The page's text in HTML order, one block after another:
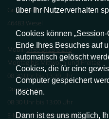
über Ihr Nutzerverhalten
Cookies können
Ende Ihres Besuches auf
automatisch gelöscht
Cookies, die für eine
Computer gespeichert
löschen.
Dann ist es uns möglich,
Grünstraße 97
46483 Wesel
Mobil:0159 0125 8 216
Montag bis Mittwoch und Freitag
08:30 Uhr bis 13:30 Uhr
Donnerstag
08:30 Uhr bis 13:00 Uhr
E-Mail: info@tigerhaie.de